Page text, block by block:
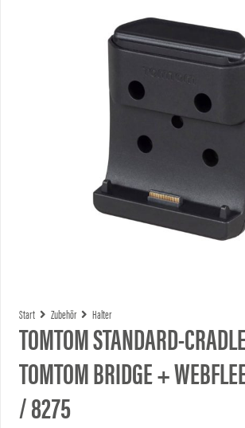
Start Zubehör Halter
TOMTOM STANDARD-
TOMTOM BRIDGE +
/ 8275